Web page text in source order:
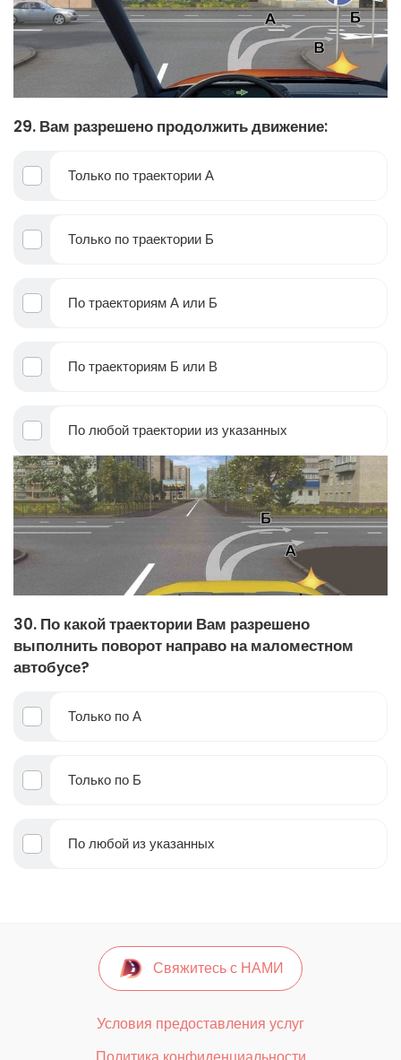
29. Вам разрешено продолжить движение:
Только по траектории А
Только по траектории Б
По траекториям А или Б
По траекториям Б или В
По любой траектории из указанных
30. По какой траектории Вам разрешено
выполнить поворот направо на маломестном
автобусе?
Только по А
Только по Б
По любой из указанных
Свяжитесь с НАМИ
Условия предоставления услуг